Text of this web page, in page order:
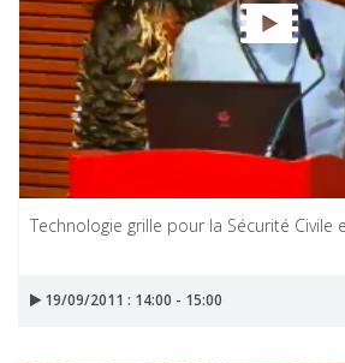
Technologie grille pour la Sécurité Civile
19/09/2011 : 14:00 - 15:00